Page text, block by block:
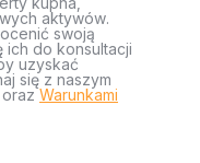
aktywów.
swoją
ich do konsultacji
uzyskać
się z naszym
orazWarunkami